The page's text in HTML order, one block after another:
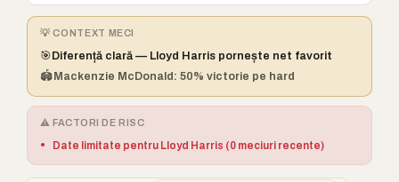
💡 CONTEXT MECI
🎯 Diferență clară — Lloyd Harris pornește net favorit
🏟️ Mackenzie McDonald: 50% victorie pe hard
⚠️ FACTORI DE RISC
• Date limitate pentru Lloyd Harris (0 meciuri recente)